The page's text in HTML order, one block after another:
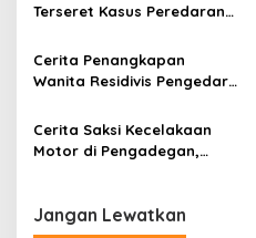
Terseret Kasus Peredaran
Cerita Penangkapan
Wanita Residivis Pengedar
di Banyumas
Cerita Saksi Kecelakaan
Motor di Pengadegan,
Jangan Lewatkan